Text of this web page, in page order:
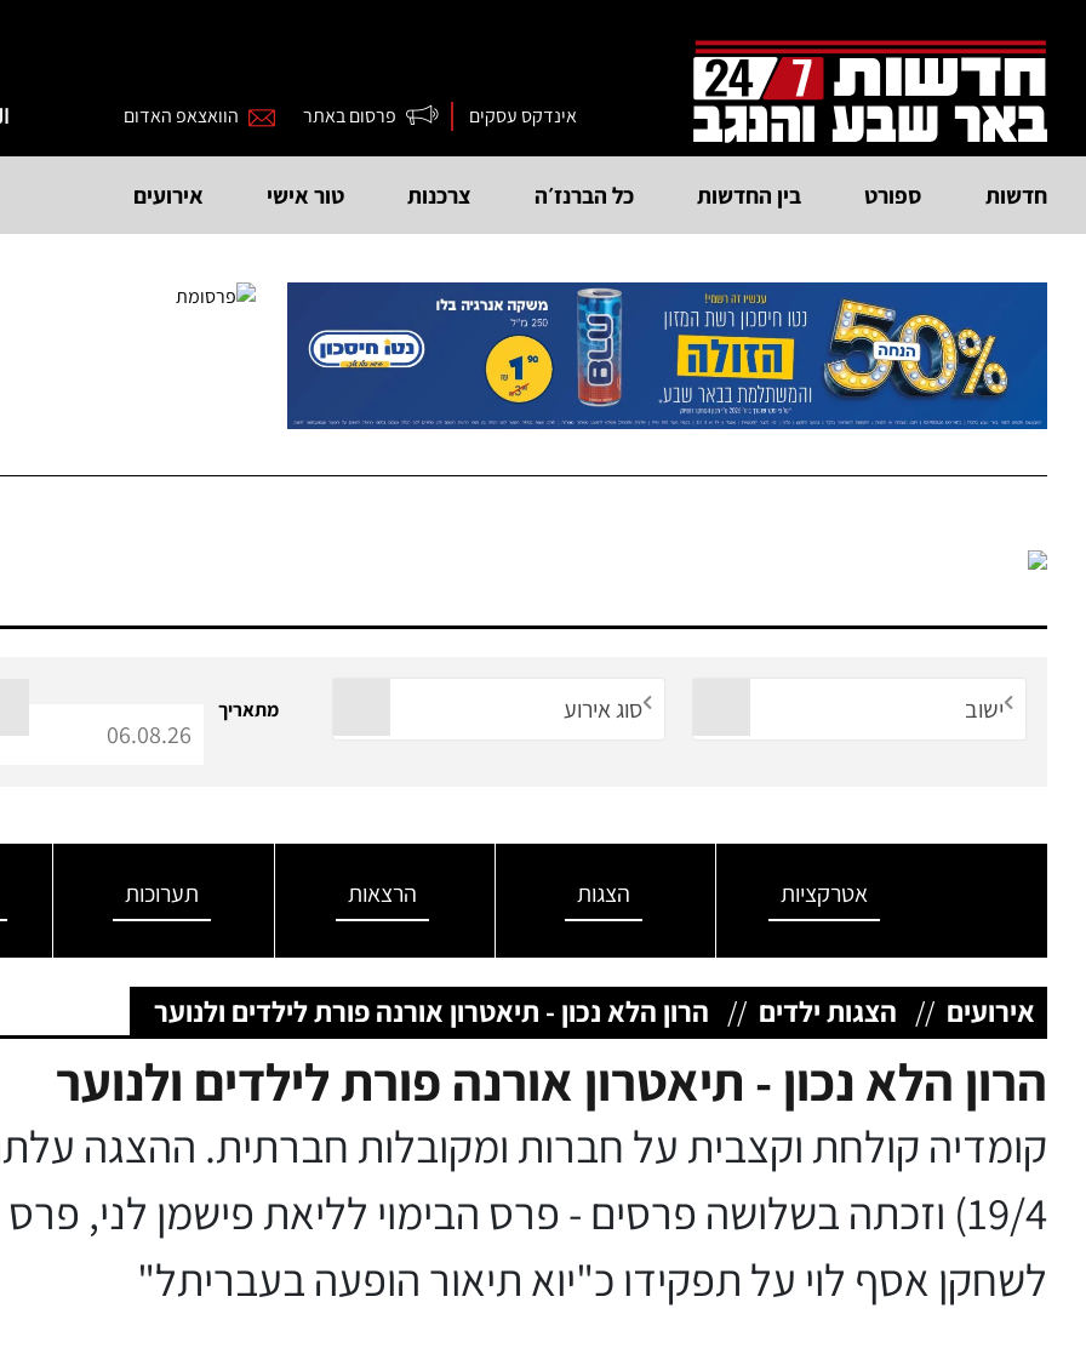
אינדקס עסקים פרסום באתר הוואצאפ האדום
חדשות ספורט בין החדשות כל הברנז׳ה צרכנות טור אישי אירועים
ישוב סוג אירוע מתאריך
אטרקציות הצגות הרצאות תערוכות
אירועים // הצגות ילדים // הרון הלא נכון - תיאטרון אורנה פורת לילדים ולנוער
הרון הלא נכון - תיאטרון אורנה פורת לילדים ולנוער
19/4) וזכתה בשלושה פרסים - פרס הבימוי לליאת פישמן לני,
לשחקן אסף לוי על תפקידו כ"יוא תיאור הופעה בעבריתל"